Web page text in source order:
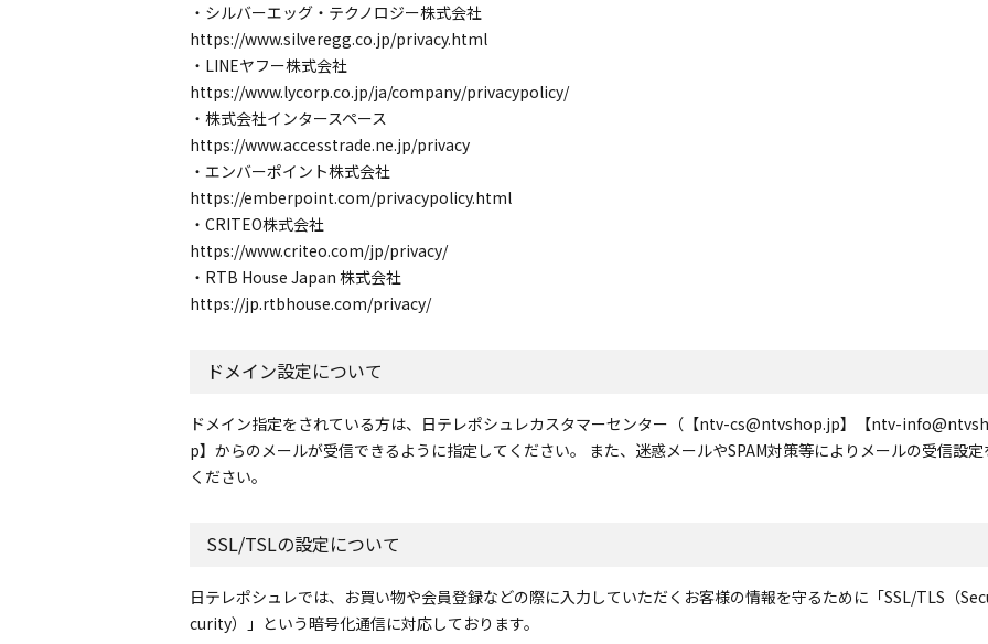
・シルバーエッグ・テクノロジー株式会社
https://www.silveregg.co.jp/privacy.html
・LINEヤフー株式会社
https://www.lycorp.co.jp/ja/company/privacypolicy/
・株式会社インタースペース
https://www.accesstrade.ne.jp/privacy
・エンバーポイント株式会社
https://emberpoint.com/privacypolicy.html
・CRITEO株式会社
https://www.criteo.com/jp/privacy/
・RTB House Japan 株式会社
https://jp.rtbhouse.com/privacy/
ドメイン設定について
ドメイン指定をされている方は、日テレポシュレカスタマーセンター（【ntv-cs@ntvshop.jp】【ntv-
p】からのメールが受信できるように指定してください。 また、迷惑メールやSPAM対策等によりメールの受信設
ください。
SSL/TSLの設定について
日テレポシュレでは、お買い物や会員登録などの際に入力していただくお客様の情報を守るために「SSL/TLS（
curity）」という暗号化通信に対応しております。